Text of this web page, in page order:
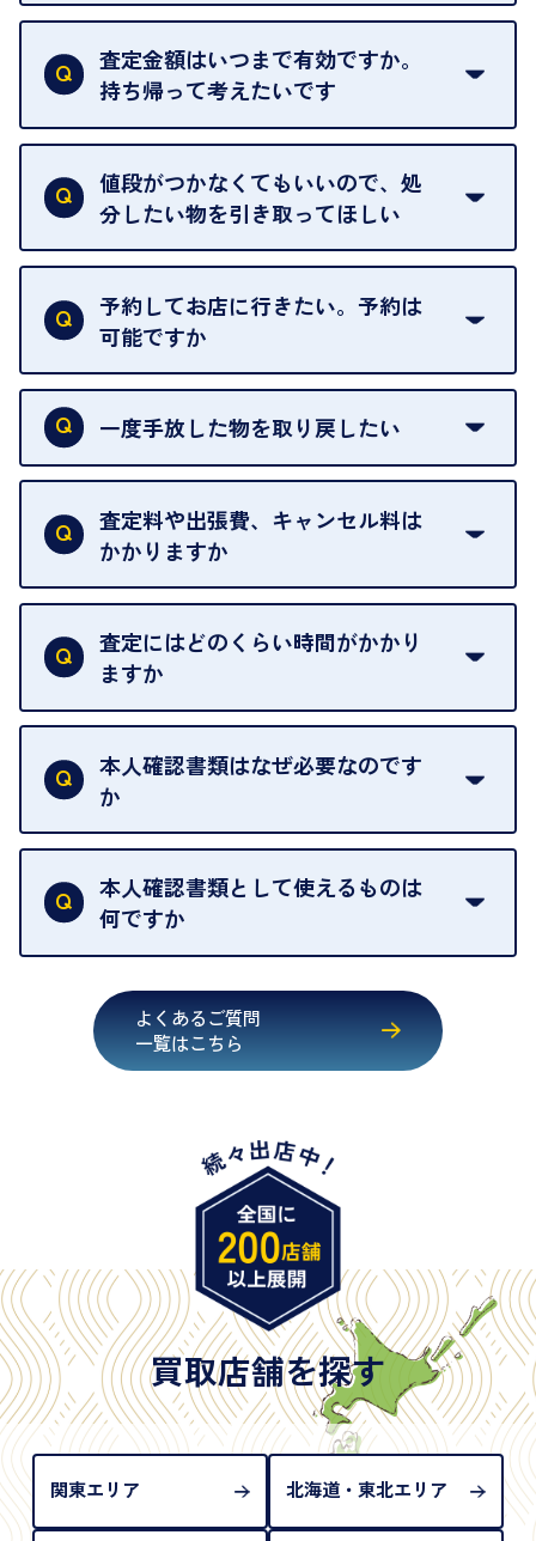
はい。全店舗一律です。
ただし、中古市場は日々変動するため、査定した日
によって査定額が変わることはございます。
査定金額はいつまで有効ですか。
持ち帰って考えたいです
査定額は当日限り有効です。
中古市場が日々変動するため、翌日には査定額が変
わることがございます。
値段がつかなくてもいいので、処
分したい物を引き取ってほしい
再販不可能な物は、場合によってはお断りすること
がございます。ご了承ください。
予約してお店に行きたい。予約は
可能ですか
申し訳ありませんが、現在はご来店の予約は承って
おりません。
を整えておりますので、お好きな時にお越しくださ
い。
お急ぎの場合はスタッフに一言お声がけください。
可能な限り、迅速に対応させていただきます。
一度手放した物を取り戻したい
当店は質店ではありませんので、買い取ったお品物
は基本的に販売へと回されます。買い戻しはできま
せんので、ご了承ください。
グオフが可能です。
契約破棄という形で、お品物をお戻しすることがで
きます。
売却当日を含む8日間のうちに、お気軽にお申し出
出張買取のお品物は、8日間保管しております。
査定料や出張費、キャンセル料は
かかりますか
一切いただいておりません。査定金額にご納得いた
だけない場合は、その場でお断りいただいても問題
ございません。お気軽にご相談ください。
査定にはどのくらい時間がかかり
ますか
お品物の内容や点数によって異なりますが、店頭買
取の場合は1点あたり数分程度が目安です。大量の
お品物の場合は、お時間をいただくことがございま
本人確認書類はなぜ必要なのです
か
買取店は古物営業法により、お客様のご本人確認を
行うことが義務付けられています。安心してお取引
いただくためにも、ご協力をお願いいたします。
本人確認書類として使えるものは
何ですか
・健康保険証確認書
・マイナンバーカード
・在留カード
・旧パスポート
※原則として「公的機関が発行し、氏名、住所、生
年月日が記載されているもの
※日本国政府発行のもの
※2020年2月4日以降に申請された新型パスポートに
は「所持人記入欄（住所記載欄）」が存在しないた
め、単体では古物営業法上の本人確認書類として認
められない（住所確認ができないため）。補助書類
が必要となります
よくあるご質問
一覧はこちら
買取店舗を探す
関東エリア 北海道・東北エリア